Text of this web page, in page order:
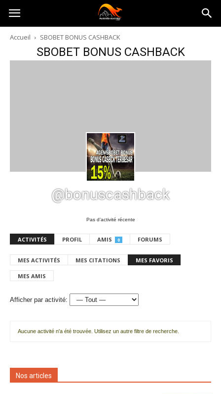
Australia-
australie.com
Accueil SBOBET BONUS CASHBACK
SBOBET BONUS CASHBACK
@bonuscashback
Pas d’activité récente
ACTIVITÉS PROFIL AMIS 0 FORUMS
MES ACTIVITÉS MES CITATIONS MES FAVORIS
MES AMIS
Afficher par activité:
Aucune activité n'a été trouvée. Utilisez un autre filtre de recherche.
Nos articles